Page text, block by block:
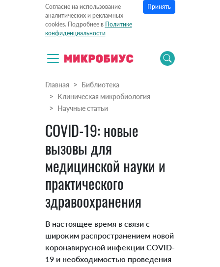
Согласие на использование
аналитических и рекламных
cookies. Подробнее в Политике
конфиденциальности
Принять
Главная
Библиотека
Клиническая микробиология
Научные статьи
COVID-19: новые
вызовы для
медицинской науки и
практического
здравоохранения
В настоящее время в связи с
широким распространением новой
коронавирусной инфекции COVID-
19 и необходимостью проведения